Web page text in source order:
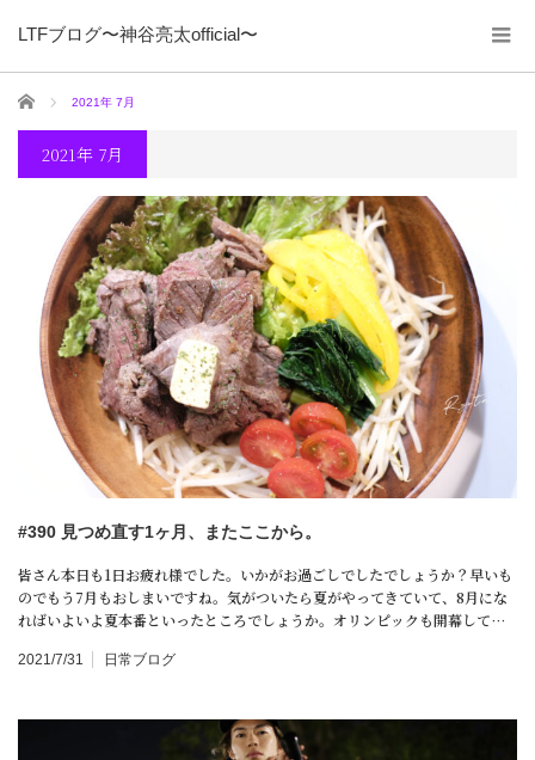
LTFブログ〜神谷亮太official〜
ホーム 2021年 7月
2021年 7月
#390 見つめ直す1ヶ月、またここから。
皆さん本日も1日お疲れ様でした。いかがお過ごしでしたでしょうか？早いも
のでもう7月もおしまいですね。気がついたら夏がやってきていて、8月にな
ればいよいよ夏本番といったところでしょうか。オリンピックも開幕して…
2021/7/31 日常ブログ